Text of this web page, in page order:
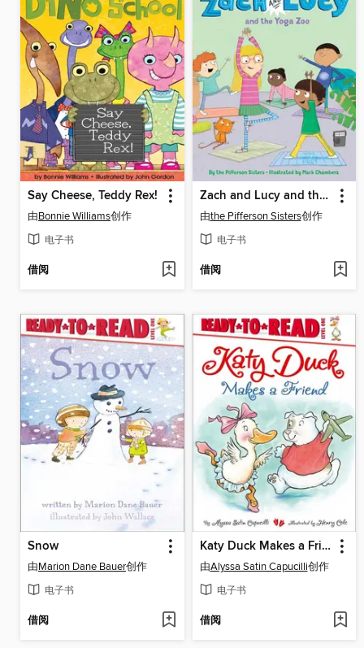
Say Cheese, Teddy Rex!
由Bonnie Williams创作
电子书
借阅
Zach and Lucy and the Yoga Zoo: Ready-to-Read Level 3 (with audio recording)
由the Pifferson Sisters创作
电子书
借阅
Snow
由Marion Dane Bauer创作
电子书
借阅
Katy Duck Makes a Friend
由Alyssa Satin Capucilli创作
电子书
借阅